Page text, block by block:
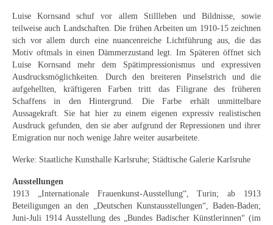
Luise Kornsand schuf vor allem Stillleben und Bildnisse, sowie
teilweise auch Landschaften. Die frühen Arbeiten um 1910-15 zeichnen
sich vor allem durch eine nuancenreiche Lichtführung aus, die das
Motiv oftmals in einen Dämmerzustand legt. Im Späteren öffnet sich
Luise Kornsand mehr dem Spätimpressionismus und expressiven
Ausdrucksmöglichkeiten. Durch den breiteren Pinselstrich und die
aufgehellten, kräftigeren Farben tritt das Filigrane des früheren
Schaffens in den Hintergrund. Die Farbe erhält unmittelbare
Aussagekraft. Sie hat hier zu einem eigenen expressiv realistischen
Ausdruck gefunden, den sie aber aufgrund der Repressionen und ihrer
Emigration nur noch wenige Jahre weiter ausarbeitete.
Werke: Staatliche Kunsthalle Karlsruhe; Städtische Galerie Karlsruhe
Ausstellungen
1913 „Internationale Frauenkunst-Ausstellung“, Turin; ab 1913
Beteiligungen an den „Deutschen Kunstausstellungen“, Baden-Baden;
Juni-Juli 1914 Ausstellung des „Bundes Badischer Künstlerinnen“ (im